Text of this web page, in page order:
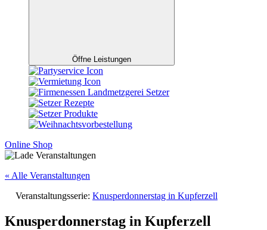
Öffne Leistungen
Online Shop
« Alle Veranstaltungen
Veranstaltungsserie: Knusperdonnerstag in Kupferzell
Knusperdonnerstag in Kupferzell